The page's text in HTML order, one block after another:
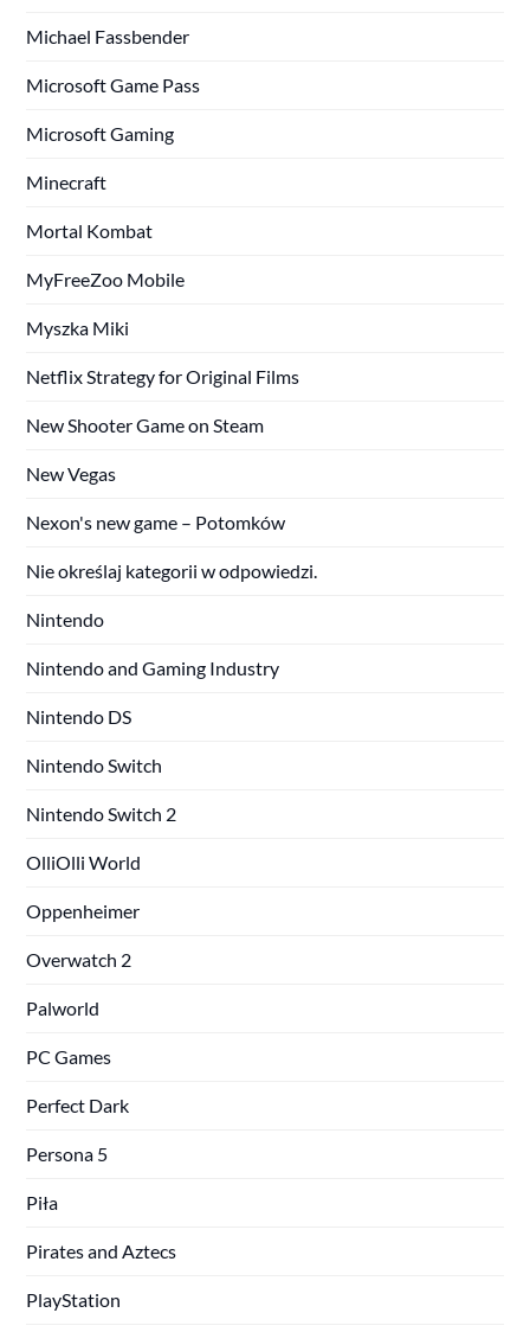
Michael Fassbender
Microsoft Game Pass
Microsoft Gaming
Minecraft
Mortal Kombat
MyFreeZoo Mobile
Myszka Miki
Netflix Strategy for Original Films
New Shooter Game on Steam
New Vegas
Nexon's new game – Potomków
Nie określaj kategorii w odpowiedzi.
Nintendo
Nintendo and Gaming Industry
Nintendo DS
Nintendo Switch
Nintendo Switch 2
OlliOlli World
Oppenheimer
Overwatch 2
Palworld
PC Games
Perfect Dark
Persona 5
Piła
Pirates and Aztecs
PlayStation